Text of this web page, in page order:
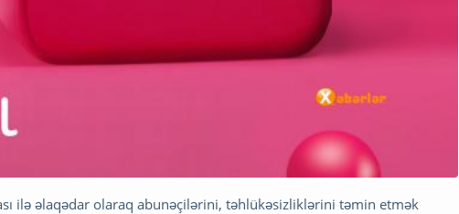
ilə əlaqədar olaraq abunəçilərini, təhlükəsizliklərini təmin etmək